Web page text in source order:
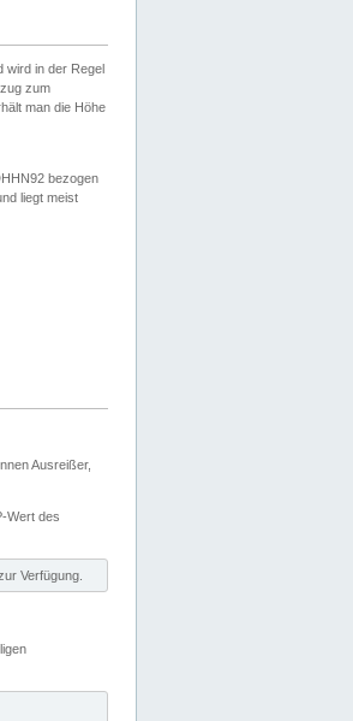
wird in der Regel
zum
man die Höhe
bezogen
liegt meist
Ausreißer,
Wert des
Verfügung.